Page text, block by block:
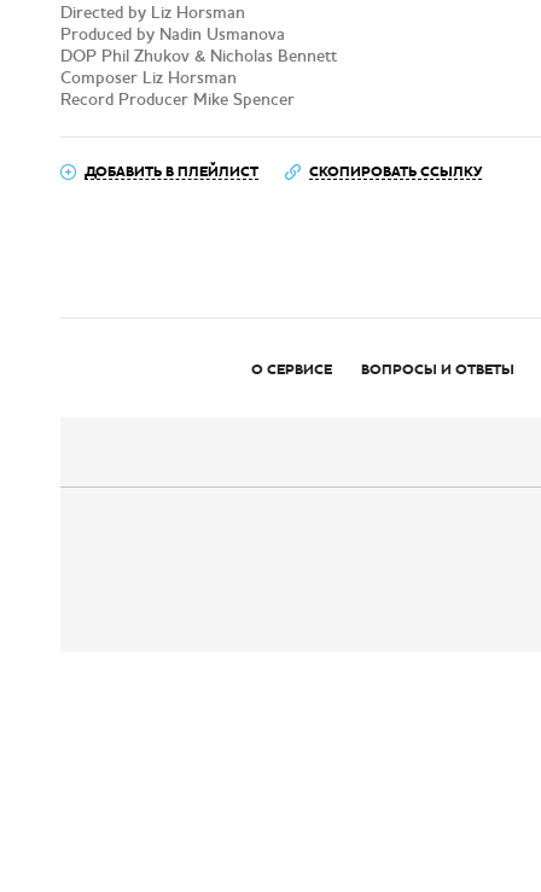
Directed by Liz Horsman
Produced by Nadin Usmanova
DOP Phil Zhukov & Nicholas Bennett
Composer Liz Horsman
Record Producer Mike Spencer
ДОБАВИТЬ В ПЛЕЙЛИСТ СКОПИРОВАТЬ ССЫЛКУ
О СЕРВИСЕ ВОПРОСЫ И ОТВЕТЫ